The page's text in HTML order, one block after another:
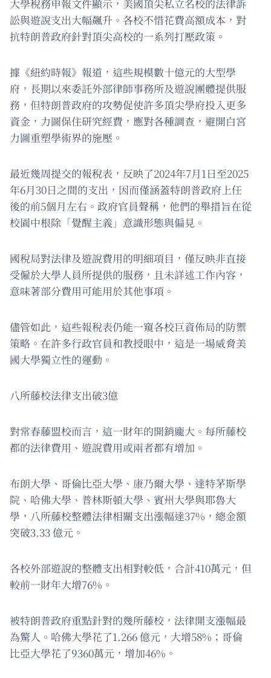
大學稅務申報文件顯示，美國頂尖私立名校的法律訴
訟與遊說支出大幅飆升。各校不惜花費高額成本，對
抗特朗普政府針對頂尖高校的一系列打壓政策。
據《紐約時報》報道，這些規模數十億元的大型學
府，長期以來委託外部律師事務所及遊說團體提供服
務，但特朗普政府的攻勢促使許多頂尖學府投入更多
資金，力圖保住研究經費，應對各種調查，避開白宮
力圖重塑學術界的施壓。
最近幾周提交的報稅表，反映了2024年7月1日至2025
年6月30日之間的支出，因而僅涵蓋特朗普政府上任
後的前5個月左右。政府官員聲稱，他們的舉措旨在從
校園中根除「覺醒主義」意識形態與偏見。
國稅局對法律及遊說費用的明細項目，僅反映非直接
受僱於大學人員所提供的服務，且未詳述工作內容，
意味著部分費用可能用於其他事項。
儘管如此，這些報稅表仍能一窺各校巨資佈局的防禦
策略。在許多行政官員和教授眼中，這是一場威脅美
國大學獨立性的運動。
八所藤校法律支出破3億
對常春藤盟校而言，這一財年的開銷龐大。每所藤校
都的法律費用、遊說費用或兩者都有增加。
布朗大學、哥倫比亞大學、康乃爾大學、達特茅斯學
院、哈佛大學、普林斯頓大學、賓州大學與耶魯大
學，八所藤校整體法律相關支出漲幅達37%，總金額
突破3.33 億元。
各校外部遊說的整體支出相對較低，合計410萬元，但
較前一財年大增76%。
被特朗普政府重點針對的幾所藤校，法律開支漲幅最
為驚人。哈佛大學花了1.266 億元，大增58%；哥倫
比亞大學花了9360萬元，增加46%。